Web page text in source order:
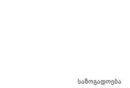
საზოგადოება